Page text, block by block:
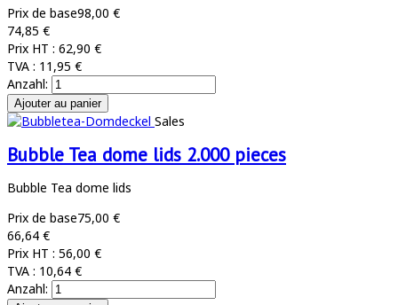
Prix de base98,00 €
74,85 €
Prix HT : 62,90 €
TVA : 11,95 €
Anzahl:
Sales
Bubble Tea dome lids 2.000 pieces
Bubble Tea dome lids
Prix de base75,00 €
66,64 €
Prix HT : 56,00 €
TVA : 10,64 €
Anzahl: